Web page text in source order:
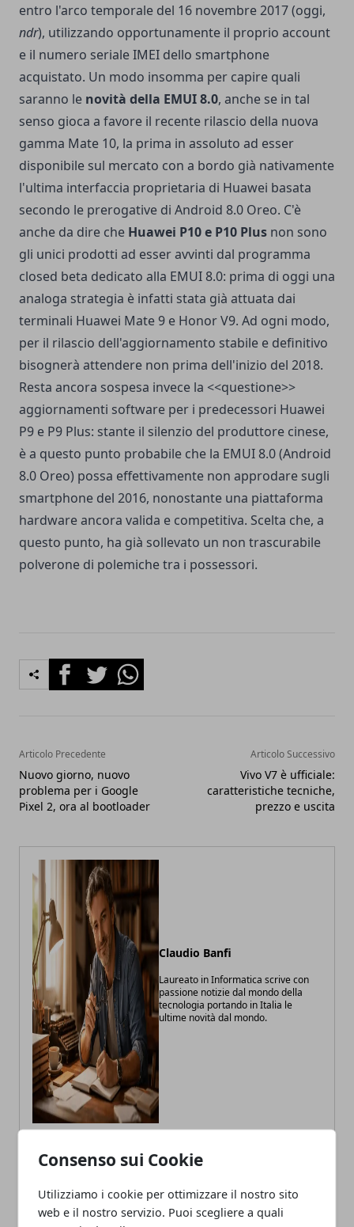
Consenso sui Cookie
Utilizziamo i cookie per ottimizzare il nostro sito
web e il nostro servizio. Puoi scegliere a quali
entro l'arco temporale del 16 novembre 2017 (oggi,
ndr), utilizzando opportunamente il proprio account
e il numero seriale IMEI dello smartphone
acquistato. Un modo insomma per capire quali
saranno le novità della EMUI 8.0, anche se in tal
senso gioca a favore il recente rilascio della nuova
gamma Mate 10, la prima in assoluto ad esser
disponibile sul mercato con a bordo già nativamente
l'ultima interfaccia proprietaria di Huawei basata
secondo le prerogative di Android 8.0 Oreo. C'è
anche da dire che Huawei P10 e P10 Plus non sono
gli unici prodotti ad esser avvinti dal programma
closed beta dedicato alla EMUI 8.0: prima di oggi una
analoga strategia è infatti stata già attuata dai
terminali Huawei Mate 9 e Honor V9. Ad ogni modo,
per il rilascio dell'aggiornamento stabile e definitivo
bisognerà attendere non prima dell'inizio del 2018.
Resta ancora sospesa invece la <<questione>>
aggiornamenti software per i predecessori Huawei
P9 e P9 Plus: stante il silenzio del produttore cinese,
è a questo punto probabile che la EMUI 8.0 (Android
8.0 Oreo) possa effettivamente non approdare sugli
smartphone del 2016, nonostante una piattaforma
hardware ancora valida e competitiva. Scelta che, a
questo punto, ha già sollevato un non trascurabile
polverone di polemiche tra i possessori.
FacebookTwitterWhatsapp
Articolo Precedente
Nuovo giorno, nuovo
problema per i Google
Pixel 2, ora al bootloader
Articolo Successivo
Vivo V7 è ufficiale:
caratteristiche tecniche,
prezzo e uscita
Claudio Banfi
Laureato in Informatica scrive con
passione notizie dal mondo della
tecnologia portando in Italia le
ultime novità dal mondo.
ARTICOLI CORRELATI